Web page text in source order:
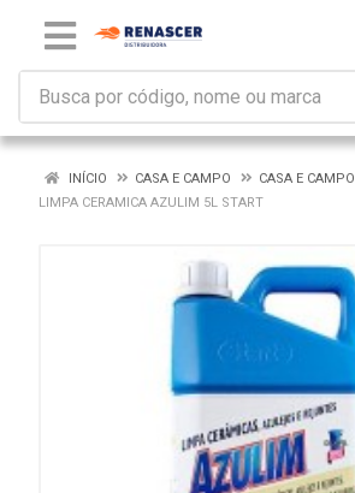
INÍCIO CASA E CAMPO
CASA E CAMPO
LIMPA CERAMICA AZULIM 5L START